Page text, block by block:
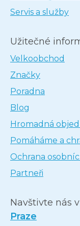
Servis a služby
Užitečné
Velkoobchod
Značky
Poradna
Blog
Hromadná
Pomáháme a
Ochrana
Partneři
Navštivte nás v
Praze